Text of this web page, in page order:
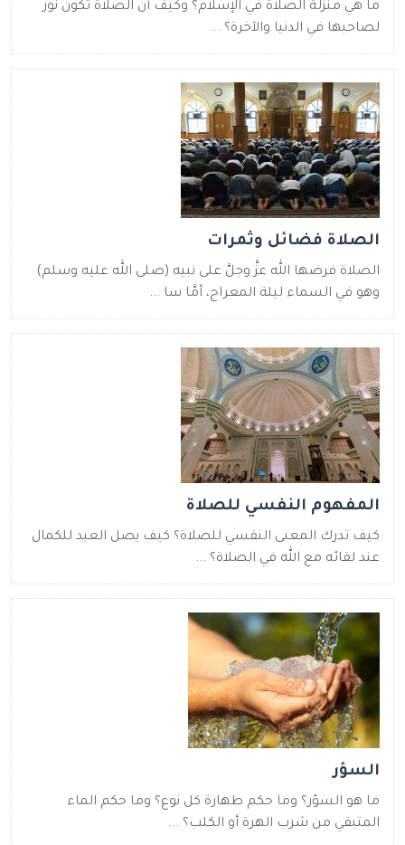
ما هي منزلة الصلاة في الإسلام؟ وكيف أن الصلاة تكون نور
لصاحبها في الدنيا والآخرة؟ ...
الصلاة فضائل وثمرات
الصلاة فرضها الله عزَّ وجلَّ على نبيه (صلى الله عليه وسلم)
وهو في السماء ليلة المعراج، أمَّا سا ...
المفهوم النفسي للصلاة
كيف تدرك المعنى النفسي للصلاة؟ كيف يصل العبد للكمال
عند لقائه مع الله في الصلاة؟ ...
السؤر
ما هو السؤر؟ وما حكم طهارة كل نوع؟ وما حكم الماء
المتبقي من شرب الهرة أو الكلب؟ ...